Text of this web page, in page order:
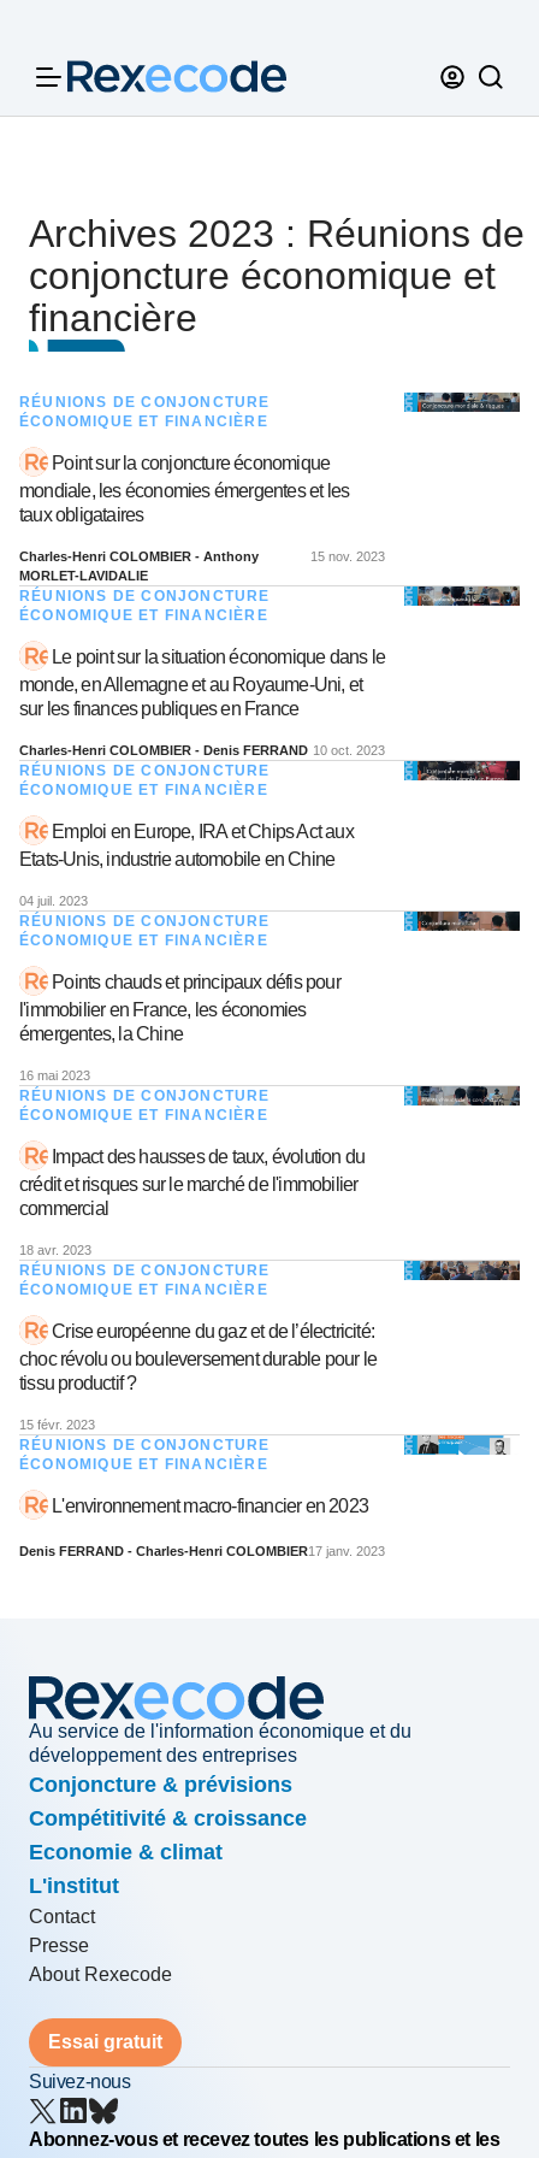
Archives 2023 : Réunions de
conjoncture économique et
financière
RÉUNIONS DE CONJONCTURE
ÉCONOMIQUE ET FINANCIÈRE
Point sur la conjoncture économique
mondiale, les économies émergentes et les
taux obligataires
Charles-Henri COLOMBIER - Anthony
MORLET-LAVIDALIE
15 nov. 2023
RÉUNIONS DE CONJONCTURE
ÉCONOMIQUE ET FINANCIÈRE
Le point sur la situation économique dans le
monde, en Allemagne et au Royaume-Uni, et
sur les finances publiques en France
Charles-Henri COLOMBIER - Denis FERRAND 10 oct. 2023
RÉUNIONS DE CONJONCTURE
ÉCONOMIQUE ET FINANCIÈRE
Emploi en Europe, IRA et Chips Act aux
Etats-Unis, industrie automobile en Chine
04 juil. 2023
RÉUNIONS DE CONJONCTURE
ÉCONOMIQUE ET FINANCIÈRE
Points chauds et principaux défis pour
l'immobilier en France, les économies
émergentes, la Chine
16 mai 2023
RÉUNIONS DE CONJONCTURE
ÉCONOMIQUE ET FINANCIÈRE
Impact des hausses de taux, évolution du
crédit et risques sur le marché de l'immobilier
commercial
18 avr. 2023
RÉUNIONS DE CONJONCTURE
ÉCONOMIQUE ET FINANCIÈRE
Crise européenne du gaz et de l’électricité:
choc révolu ou bouleversement durable pour le
tissu productif ?
15 févr. 2023
RÉUNIONS DE CONJONCTURE
ÉCONOMIQUE ET FINANCIÈRE
L'environnement macro-financier en 2023
Denis FERRAND - Charles-Henri COLOMBIER17 janv. 2023
Au service de l'information économique et du
développement des entreprises
Conjoncture & prévisions
Compétitivité & croissance
Economie & climat
L'institut
Contact
Presse
About Rexecode
Essai gratuit
Suivez-nous
Abonnez-vous et recevez toutes les publications et les